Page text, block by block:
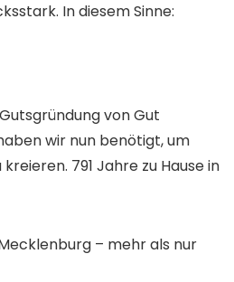
In diesem Sinne:
von Gut
wir nun benötigt, um
791 Jahre zu Hause in
– mehr als nur